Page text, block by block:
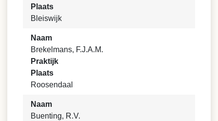
Plaats
Bleiswijk
Naam
Brekelmans, F.J.A.M.
Praktijk
Plaats
Roosendaal
Naam
Buenting, R.V.